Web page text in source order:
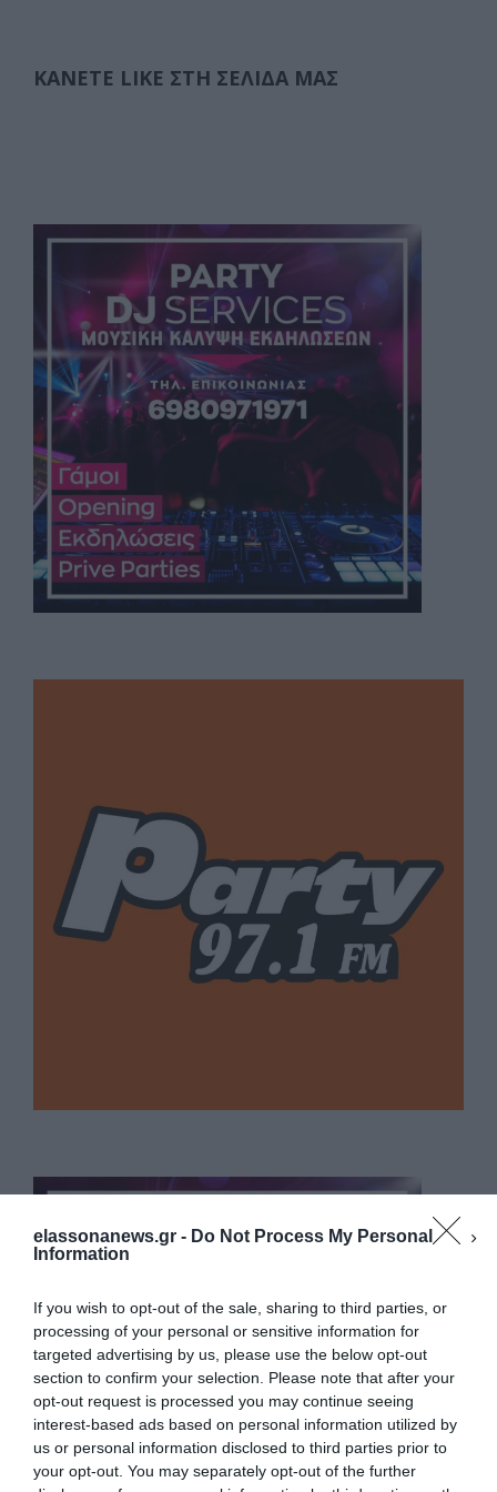
elassonanews.gr - Do Not Process My Personal
Information
If you wish to opt-out of the sale, sharing to third parties, or
processing of your personal or sensitive information for
targeted advertising by us, please use the below opt-out
section to confirm your selection. Please note that after your
opt-out request is processed you may continue seeing
interest-based ads based on personal information utilized by
us or personal information disclosed to third parties prior to
your opt-out. You may separately opt-out of the further
Διαχείριση Συγκατάθεσης
ΚΆΝΕΤΕ LIKE ΣΤΗ ΣΕΛΊΔΑ ΜΑΣ